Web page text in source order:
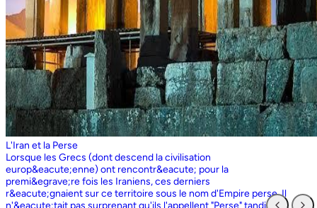
L'Iran et la Perse
Lorsque les Grecs (dont descend la civilisation europ&eacute;enne) ont rencontr&eacute; pour la premi&egrave;re fois les Iraniens, ces derniers r&eacute;gnaient sur ce territoire sous le nom d'Empire perse. Il n'&eacute;tait pas surprenant qu'ils l'appellent "Perse" tandis que les Perses, qui sont entr&eacute;s en contact pour la premi&egrave;re fois avec les Grecs ioniens, appelaient l'ensemble du territoire grec "Ionie". Aujourd'hui encore, les Iraniens utilisent le nom d'Ionie pour d&eacute;signer la Gr&egrave;ce (Yunan). La Perse ne faisait partie de l'Iran que dans la mesure o&ugrave; les Perses constituaient une partie du peuple iranien. Pourtant, elle avait parfois un sens encore plus large que l'Iran, car ce que l'on appelait historiquement la Perse ou l'empire perse comprenait non seulement un territoire beaucoup plus vaste que l'Iran actuel, mais aussi des pays et des peuples non iraniens comme l'&Eacute;gypte. "Perse" est rest&eacute; le terme europ&eacute;en pour l'Iran jusqu'en 1935, date &agrave; laquelle le gouvernement iranien a insist&eacute; pour que tous les pays appellent officiellement le pays par ce dernier nom. Mais le terme "Perse" a surv&eacute;cu et, encore aujourd'hui, pour de nombreux Occidentaux, la "Perse" a une connotation historique et culturelle beaucoup plus large que celle v&eacute;hicul&eacute;e par le terme "Iran", qu'ils confondaient parfois avec l'Irak. Beaucoup ne savent plus que l'Iran et la Perse sont la m&ecirc;me chose, pensant que l'Iran est aussi un pays arabe ! L'Iran actuel fait partie du plateau iranien, beaucoup plus vaste, dont l'ensemble a parfois fait partie de l'empire perse. Le pays est vaste, plus grand que le Royaume-Uni, la France, l'Espagne et l'Allemagne r&eacute;unis. Il est accident&eacute; et aride et, &agrave; l'exception de deux r&eacute;gions de plaine, il est constitu&eacute; de montagnes et de d&eacute;serts. Il y a deux grandes rang&eacute;es de montagnes, l'Alborz au nord, qui s'&eacute;tend du Caucase au nord-ouest jusqu'au Khorasan &agrave; l'est, et le Zagros, qui s'&eacute;tend de l'ouest au sud-est. Les grands d&eacute;serts, Dasht-e-Kavir et Dasht-e-Lut, tous deux situ&eacute;s &agrave; l'est, sont pratiquement inhabitables. Les deux r&eacute;gions de plaine sont le littoral de la mer Caspienne, qui se trouve au-dessous du niveau de la mer, a un climat subtropical et est couvert de for&ecirc;ts tropicales, et la plaine du Khuzestan au sud-ouest, qui est une continuation des terres fertiles de la M&eacute;sopotamie et est arros&eacute;e par le seul grand fleuve d'Iran, le Karun. Ainsi, la terre est abondante mais l'eau est rare, contrairement &agrave; un pays comme la Hollande o&ugrave; la terre est rare mais l'eau abondante. La raret&eacute; de l'eau a jou&eacute; un r&ocirc;le majeur non seulement en influen&ccedil;ant la nature et les syst&egrave;mes de l'agriculture iranienne, mais aussi un certain nombre de facteurs sociologiques cl&eacute;s, y compris la cause et la nature des &Eacute;tats iraniens. L'&eacute;tendue des montagnes et du d&eacute;sert a naturellement divis&eacute; la population iranienne en groupes relativement isol&eacute;s. Mais l'aridit&eacute; a jou&eacute; un r&ocirc;le encore plus important &agrave; cet &eacute;gard, et ce au niveau des plus petites unit&eacute;s sociales. Dans la majeure partie du pays, l'agriculture et l'&eacute;levage du b&eacute;tail n'&eacute;taient possibles que l&agrave; o&ugrave; l'eau de pluie naturelle, un petit ruisseau, un canal d'eau souterrain, appel&eacute; Qanat, ou une combinaison de ces &eacute;l&eacute;ments fournissait l'approvisionnement minimal n&eacute;cessaire en eau. Le Qanat ou Kariz est un d&eacute;veloppement ing&eacute;nieux des temps anciens, qui remonte &agrave; bien avant la fondation de l'empire perse. &Agrave; partir d'une nappe phr&eacute;atique existante dans les hautes terres, un tunnel est creus&eacute; sous le sol, en pente descendante vers les basses terres (pr&egrave;s des fermes environnantes) o&ugrave; il remonte &agrave; la surface. L'eau qui s'&eacute;coule de la source par gravit&eacute; est ensuite distribu&eacute;e par d'&eacute;troits canaux l&agrave; o&ugrave; elle est n&eacute;cessaire pour l'irrigation et d'autres usages. Le peuple iranien &Agrave; l'origine, les Iraniens &eacute;taient plus une ethnie qu'une nation et les perses se comptaient comme un groupe parmi un bon nombre des Iraniens. A part le pays qui s'appelle aujourd'hui l'Iran, l'Afghanistan et le Tadjikistan appartiennent &eacute;galement &agrave; un territoire iranien plus large dans leurs concepts historiques et culturels. En plus la domaine culturelle iranienne d&eacute;passe encore plus loin que la fronti&egrave;re de l&rsquo;ensemble de ces trois pays et s'&eacute;tendant jusqu&rsquo;au cot&eacute; nordique de l'Inde, l'Ouzb&eacute;kistan, le Turkm&eacute;nistan, le Caucase et l'Anatolie : Aujourd&rsquo;hui , c&rsquo;est ce que l&rsquo;on appelle &lsquo;&rsquo; Monde Persan&rsquo;&rsquo; La langue persane est une des langues iraniennes, alors qu&rsquo;il en existe d'autres vari&eacute;t&eacute;s dont le kurde et le pashto. En Iran, certaines langues locales sont encore parl&eacute;es en tant que des langues vivantes tandis que d&rsquo;autre langues r&eacute;gionales que l&rsquo;iranienne sont &eacute;galement parl&eacute;s en Iran tels que le turc et l&rsquo;arabe. En plus, d'autres formats de la langue persane sont parl&eacute;es en Afghanistan et au Tadjikistan, si bien que les r&eacute;sidents dans ces trois pays arrivent &agrave; se comprendre lors de la conversation et de la communication litt&eacute;raire. Egalement d'autres dialectes persans sont parl&eacute;s en Iran. A vraie dire , n&rsquo;importe quel argument &agrave; propos de l&rsquo;histoire de l&rsquo;Iran, de son &eacute;conomie et de sa politique ne serait pas raisonnable sauf qu&rsquo;on puisse tenir en compte les nomades qui ont &eacute;tabli leurs royaume &agrave; partir de l&rsquo;&eacute;poque des Perses au Qajars qui r&eacute;gnaient jusuq&rsquo;aux20&egrave;me si&egrave;cle. Suit &agrave; la recherches des p&acirc;turages encore plus verts et des sols fertils, diff&eacute;rents &eacute;thnies comme le turques, sont partis vers les r&eacute;gions au nord, nord-est et l&rsquo;est de la Perse . Apr&egrave;s avoir s&rsquo;h&eacute;berger , ils fallait qu&rsquo;ils se pr&eacute;par&egrave;rent pour faire face aux &eacute;nemies etrang&egrave;res . La s&egrave;cheresse, l&rsquo;aridit&eacute; et la densit&eacute; de la population dan leurs propres r&eacute;gions fut la cause de l&rsquo;immigration vers la Perse. D&rsquo;autre part la manqu&eacute; de la pluie et l&rsquo;aridit&eacute; en Iran causait la miragartion des gens vers des r&eacute;gions plus verts : ils se d&eacute;pla&ccedil;aient tous les ann&eacute;es, pour aller vers les r&eacute;gions o&ugrave; il faisait agr&eacute;able pendant l&rsquo;hiver et des r&eacute;gions o&ugrave; le climat faisait moins chaud au cours de l&rsquo;&eacute;t&eacute;. En comparaison avec les les s&eacute;dentaires, les nomades ont des puissances militaires et ils sont plus dynamiques, et plus nombreux que les villageoises qu'ils attaquaient. Ces particularit&eacute;s permettent &agrave; une tribu ou &agrave; un ensemble de tribus de faire diriger les autres vers la formation d&rsquo;un &eacute;tat central : Ensuite il faisait les n&eacute;cessaires pour collecter directement ou via un moyen indirect, la totalit&eacute; des produits agricoles exc&eacute;dentaires pour fournir les affaires financi&egrave;res. Ainsi il devient un &eacute;tat central et capable &agrave; taille de contr&ocirc;ler, d'administrer et de d&eacute;fendre ses vastes territoires. La plupart des souverains iraniens se d&eacute;pla&ccedil;aient la plupart du temps et cette caract&eacute;ristique est racin&eacute; dans leurs origines et leurs esprits. Par exemple les Ach&eacute;m&eacute;nides dirigeaient leurs trois capitales et se d&eacute;pla&ccedil;aient entre : Suse, Pers&eacute;polis et Ecbatane et parfois quatre si on fait inclure la Babylon. D&egrave;s le d&eacute;but ; tous les gouvernements iraniens jusqu&rsquo;au 20&egrave;me si&egrave;cle, on &eacute;t&eacute; fond&eacute;s par des tribus nomades et apr&egrave;s avoir &ecirc;tre uni au sein du gouvernement , il fallait se pr&eacute;parer pour faire face aux d&eacute;fis comme l&rsquo;invasion des nomades dans le pays et ceux qui pourraient attaquer depuis des terres au-del&agrave; des fronti&egrave;res. D'une mani&egrave;re historique, l'Iran a &eacute;t&eacute; le carrefour entre l'Asie et l'Europe, l'Est et l'Ouest. Les personnes, les biens ainsi que les croyances, les normes et produits culturels y sont pass&eacute;s, g&eacute;n&eacute;ralement d'est en ouest, mais pas toujours. L'influence orientale &eacute;tait telle que beaucoup des anciens mythes et l&eacute;gendes iraniens provenaient des terres orientales de l'Iran, bien que l'islam et les Arabes soient venus de la direction oppos&eacute;e. Cette situation g&eacute;ographique particuli&egrave;re a donn&eacute; lieu &agrave; ce que l'on peut appeler &laquo; l'effet carrefour &raquo;, &agrave; la fois d&eacute;stabilisant et enrichissant le pays ; rendant ses habitants hospitaliers et amicaux envers les &eacute;trangers et aussi tr&egrave;s conscients de leur particularit&eacute;. L'une des cons&eacute;quences de l'effet de carrefour est le fait que l'Iran est maintenant peupl&eacute; d&rsquo;une vari&eacute;t&eacute; de communaut&eacute;s ethniques et linguistiques incluant ceux dont la langue maternelle est le persan, ainsi que les Kurdes, les Turcs, les Arabes, les Baloutches, etc. On rencontre les Turcophones dans la r&eacute;gion Nord-ouest de l'Azerba&iuml;djan, aujourd'hui divis&eacute;e en plusieurs provinces, &agrave; la fronti&egrave;re de la Turquie et du Caucase. D'autres peuples turcophones, comme les Turkm&egrave;nes du Centre-nord-est et les tribus turcophones comm